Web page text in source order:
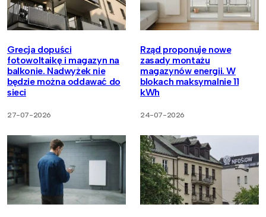
Grecja dopuści
fotowoltaikę i magazyn na
balkonie. Nadwyżek nie
będzie można oddawać do
sieci
27-07-2026
Rząd proponuje nowe
zasady montażu
magazynów energii. W
blokach maksymalnie 11
kWh
24-07-2026